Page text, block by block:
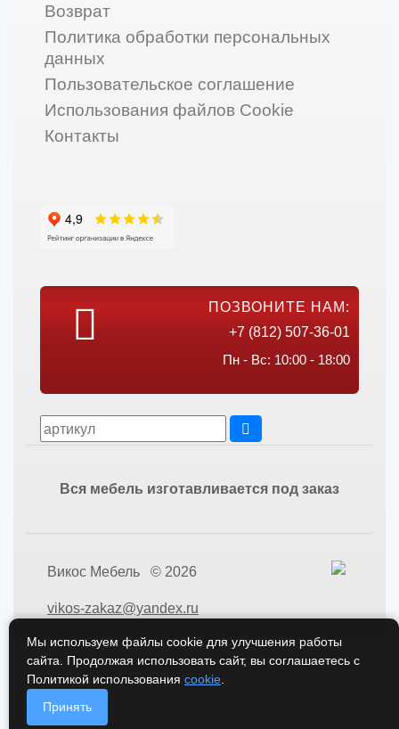
Возврат
Политика обработки персональных
данных
Пользовательское соглашение
Использования файлов Cookie
Контакты
ПОЗВОНИТЕ НАМ:
+7 (812) 507-36-01
Пн - Вс: 10:00 - 18:00
Вся мебель изготавливается под заказ
Викос Мебель © 2026
vikos-zakaz@yandex.ru
Мы используем файлы cookie для улучшения работы
сайта. Продолжая использовать сайт, вы соглашаетесь с
Политикой использования cookie
Принять